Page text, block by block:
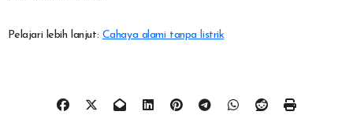
Pelajari lebih lanjut: Cahaya alami tanpa listrik